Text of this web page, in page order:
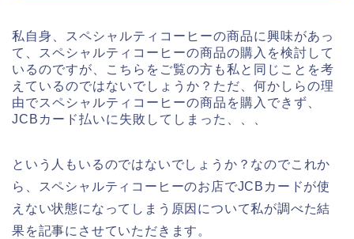
私自身、スペシャルティコーヒーの商品に興味があっ
て、スペシャルティコーヒーの商品の購入を検討して
いるのですが、こちらをご覧の方も私と同じことを考
えているのではないでしょうか？ただ、何かしらの理
由でスペシャルティコーヒーの商品を購入できず、
JCBカード払いに失敗してしまった、、、
という人もいるのではないでしょうか？なのでこれか
ら、スペシャルティコーヒーのお店でJCBカードが使
えない状態になってしまう原因について私が調べた結
果を記事にさせていただきます。